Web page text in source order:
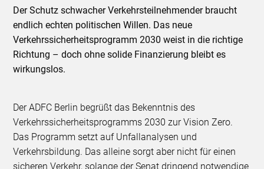
Der Schutz schwacher Verkehrsteilnehmender braucht
endlich echten politischen Willen. Das neue
Verkehrssicherheitsprogramm 2030 weist in die richtige
Richtung – doch ohne solide Finanzierung bleibt es
wirkungslos.
Der ADFC Berlin begrüßt das Bekenntnis des
Verkehrssicherheitsprogramms 2030 zur Vision Zero.
Das Programm setzt auf Unfallanalysen und
Verkehrsbildung. Das alleine sorgt aber nicht für einen
sicheren Verkehr, solange der Senat dringend notwendige